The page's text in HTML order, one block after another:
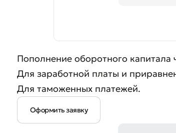
Пополнение оборотного
Для заработной платы и
Для таможенных платежей.
Оформить заявку